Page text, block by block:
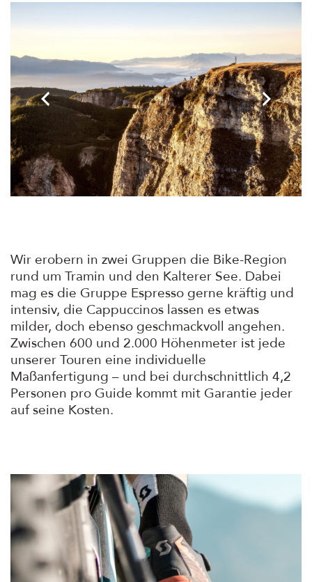
Wir erobern in zwei Gruppen die Bike-Region
rund um Tramin und den Kalterer See. Dabei
mag es die Gruppe Espresso gerne kräftig und
intensiv, die Cappuccinos lassen es etwas
milder, doch ebenso geschmackvoll angehen.
Zwischen 600 und 2.000 Höhenmeter ist jede
unserer Touren eine individuelle
Maßanfertigung – und bei durchschnittlich 4,2
Personen pro Guide kommt mit Garantie jeder
auf seine Kosten.